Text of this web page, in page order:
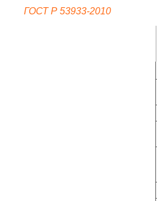
ГОСТ Р 53933-2010